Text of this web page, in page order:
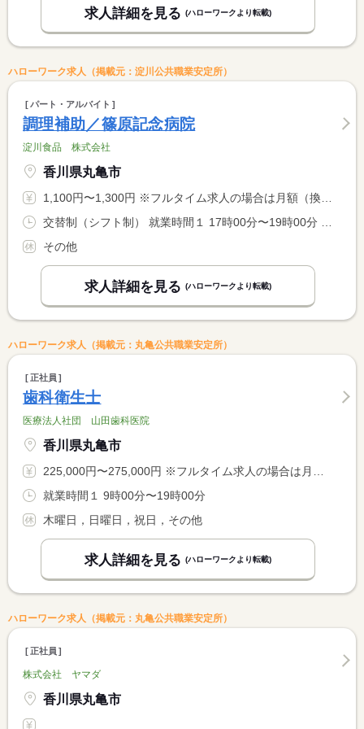
求人詳細を見る (ハローワークより転載)
ハローワーク求人（掲載元：淀川公共職業安定所）
パート・アルバイト
調理補助／篠原記念病院
淀川食品 株式会社
香川県丸亀市
1,100円〜1,300円 ※フルタイム求人の場合は月額（換算額）、パート求人の場合は時間額を表示しています。
その他
求人詳細を見る (ハローワークより転載)
ハローワーク求人（掲載元：丸亀公共職業安定所）
正社員
歯科衛生士
医療法人社団 山田歯科医院
香川県丸亀市
225,000円〜275,000円 ※フルタイム求人の場合は月額（換算額）、パート求人の場合は時間額を表示しています。
就業時間１ 9時00分〜19時00分
木曜日，日曜日，祝日，その他
求人詳細を見る (ハローワークより転載)
ハローワーク求人（掲載元：丸亀公共職業安定所）
正社員
株式会社 ヤマダ
香川県丸亀市